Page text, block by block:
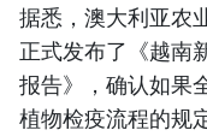
据悉，澳大利亚农
正式发布了《越南
报告》，确认如果
植物检疫流程的规